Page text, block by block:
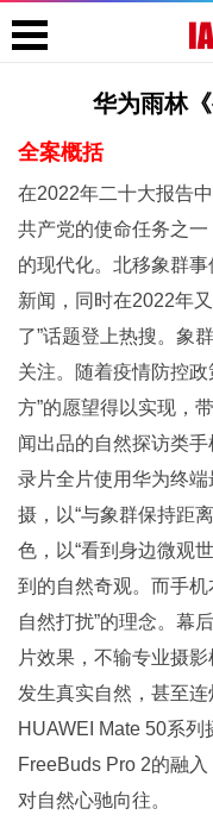
华为雨林
全案概括
在2022年二十大报告
共产党的使命任务之
的现代化。北移象群
新闻，同时在2022年
了”话题登上热搜。象
关注。随着疫情防控
方”的愿望得以实现，
闻出品的自然探访类
录片全片使用华为终
摄，以“与象群保持距
色，以“看到身边微观
到的自然奇观。而手
自然打扰”的理念。幕
片效果，不输专业摄
发生真实自然，甚至
HUAWEI Mate 50系列
FreeBuds Pro 2的融
对自然心驰向往。